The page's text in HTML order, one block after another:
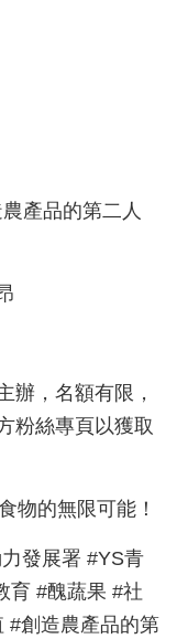
產品的第二人
辦，名額有限，
粉絲專頁以獲取
物的無限可能！
發展署 #YS青
育 #醜蔬果 #社
#創造農產品的第